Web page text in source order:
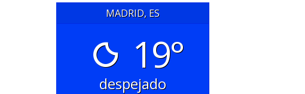
MADRID, ES
19°
despejado